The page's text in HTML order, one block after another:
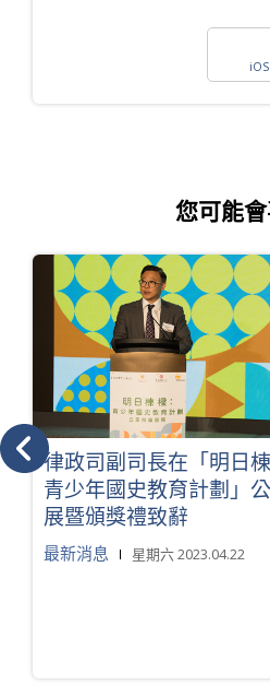
iOS
您可能
律政司副司長在「明日棟
青少年國史教育計劃」
展暨頒獎禮致辭
最新消息 星期六 2023.04.22